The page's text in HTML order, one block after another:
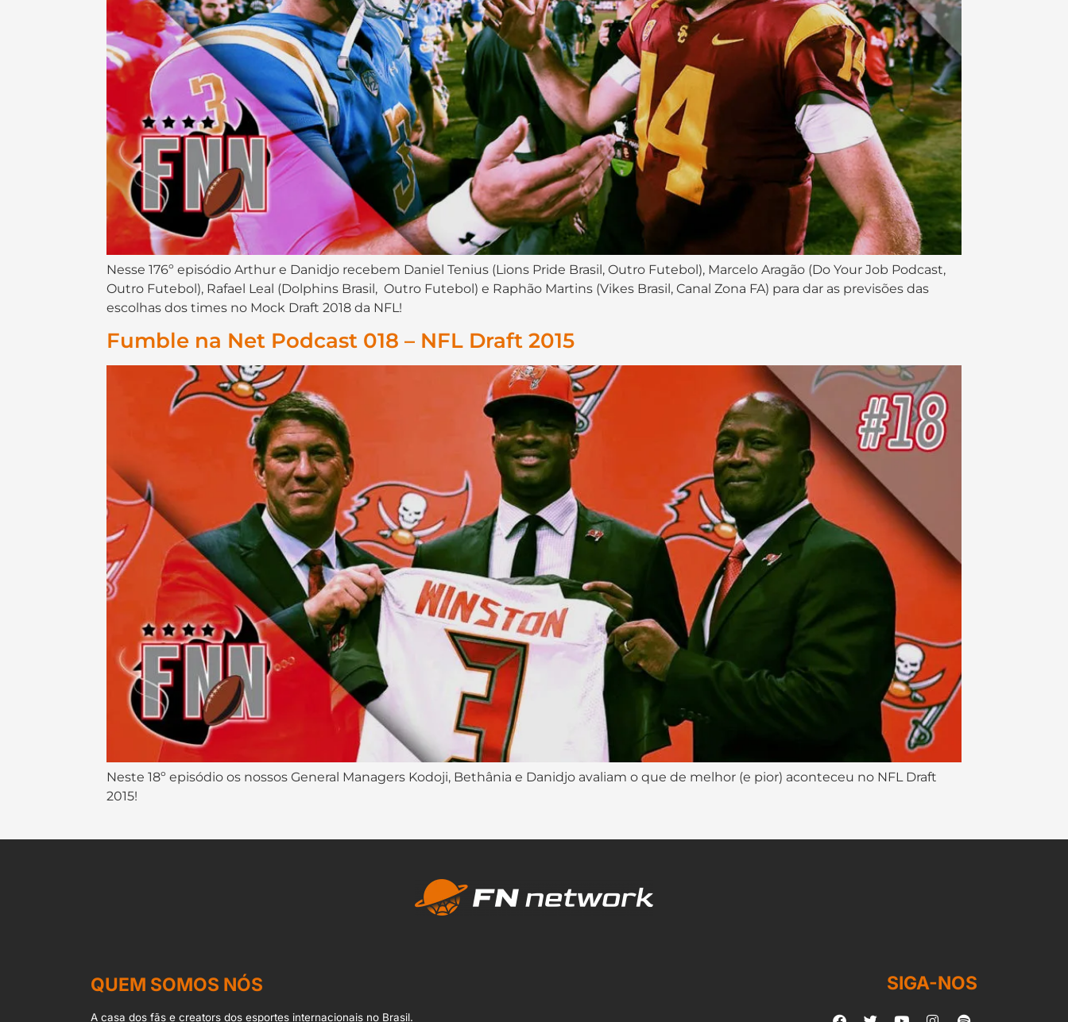
Nesse 176º episódio Arthur e Danidjo recebem Daniel Tenius (Lions Pride Brasil, Outro Futebol), Marcelo Aragão (Do Your Job Podcast,
Outro Futebol), Rafael Leal (Dolphins Brasil, Outro Futebol) e Raphão Martins (Vikes Brasil, Canal Zona FA) para dar as previsões das
escolhas dos times no Mock Draft 2018 da NFL!
Fumble na Net Podcast 018 – NFL Draft 2015
Neste 18º episódio os nossos General Managers Kodoji, Bethânia e Danidjo avaliam o que de melhor (e pior) aconteceu no NFL Draft
2015!
QUEM SOMOS NÓS
A casa dos fãs e creators dos esportes internacionais no Brasil.
SIGA-NOS